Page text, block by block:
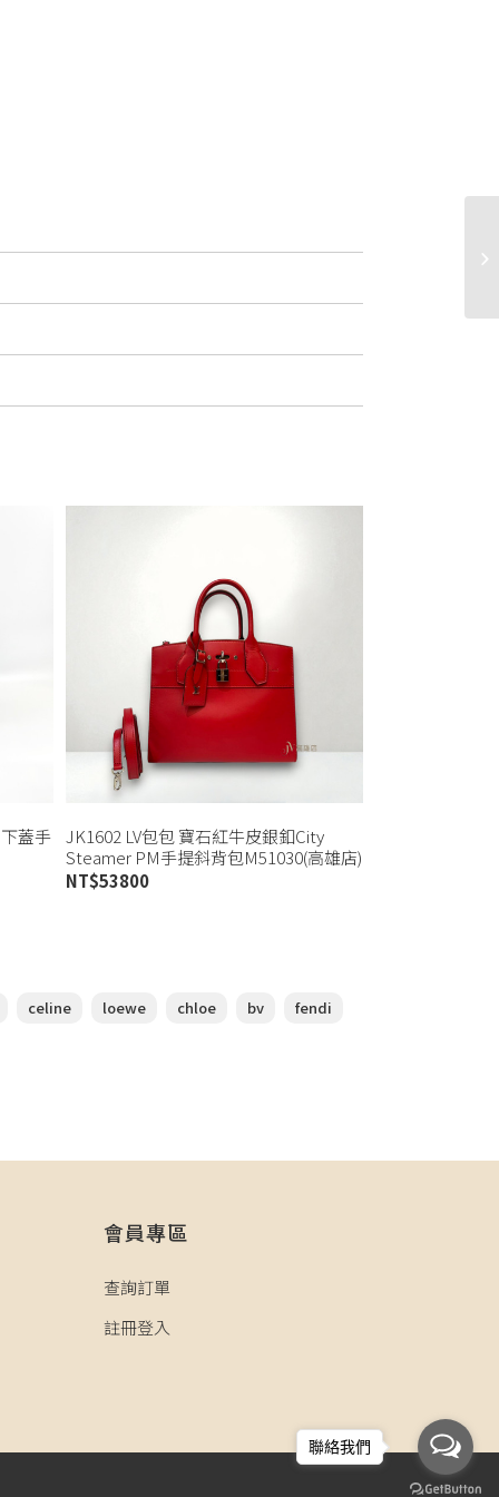
蓋手
JK1602 LV包包 寶石紅牛皮銀釦City
Steamer PM手提斜背包M51030(高雄店)
NT$53800
celine loewe chloe bv
fendi
會員專區
查詢訂單
註冊登入
聯絡我們